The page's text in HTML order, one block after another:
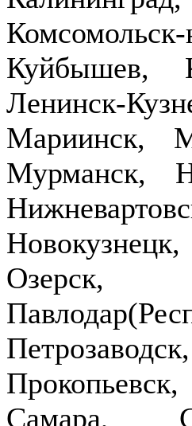
Куйбышев,
Ленинск-
Мариинск,
Мурманск,
Самара,